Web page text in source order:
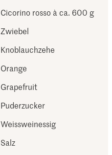
Cicorino rosso à ca. 600 g
Zwiebel
Knoblauchzehe
Orange
Grapefruit
Puderzucker
Weissweinessig
Salz